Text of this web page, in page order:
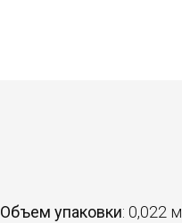
Объем упаковки: 0,022 м